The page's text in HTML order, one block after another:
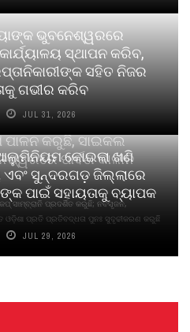
ପାଳନ କରୁଛି, ସାଇକଲ
ପାର୍ବଣ କାଳୀନ
ସାମ୍ବ୍ରାନି ପ୍ରଦର୍ଶିତ କରୁଛି; ନବସୃଜନ,
ଓଡ଼ିଶା ପ୍ରତି ପ୍ରତିବଦ୍ଧତା ପୁନଃ ସୁଦୃଢୀକରଣ କରୁଛି
ଭୁବନେଶ୍ୱରରେ
ସ୍ଥାପନ କରିବ,
ସହିତ ନିଜର
ଗଭୀର କରିବ
JUL 31, 2026
କୋଇଲା ଖଣି
ଏବଂ ସୁନ୍ଦରଗଡ଼ ଜିଲ୍ଲାରେ
ପାଇଁ ସହାୟତାକୁ ବ୍ୟାପକ
JUL 29, 2026